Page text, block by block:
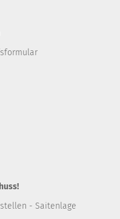
- Saitenlage